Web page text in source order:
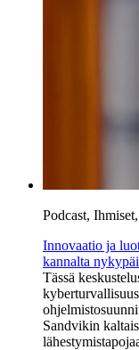
Podcast,
Innovaatio ja
kannalta
Tässä
Sandvikin